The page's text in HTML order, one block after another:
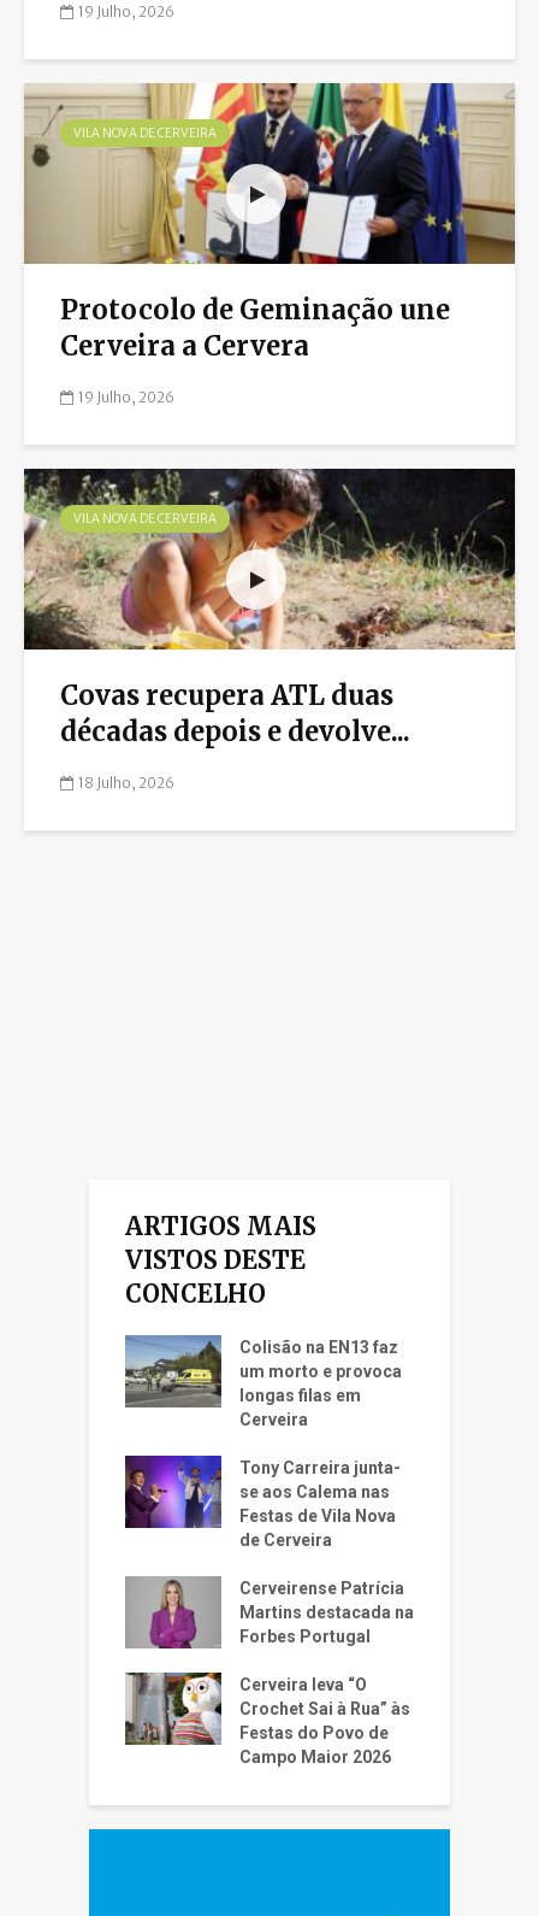
19 Julho, 2026
VILA NOVA DE CERVEIRA
Protocolo de Geminação une
Cerveira a Cervera
19 Julho, 2026
VILA NOVA DE CERVEIRA
Covas recupera ATL duas
décadas depois e devolve...
18 Julho, 2026
ARTIGOS MAIS
VISTOS DESTE
CONCELHO
Colisão na EN13 faz
um morto e provoca
longas filas em
Cerveira
Tony Carreira junta-
se aos Calema nas
Festas de Vila Nova
de Cerveira
Cerveirense Patrícia
Martins destacada na
Forbes Portugal
Cerveira leva “O
Crochet Sai à Rua” às
Festas do Povo de
Campo Maior 2026